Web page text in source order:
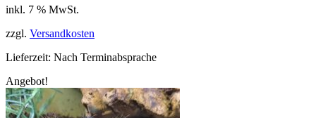
war:
ist:
inkl. 7 % MwSt.
zzgl. Versandkosten
Lieferzeit: Nach Terminabsprache
Angebot!